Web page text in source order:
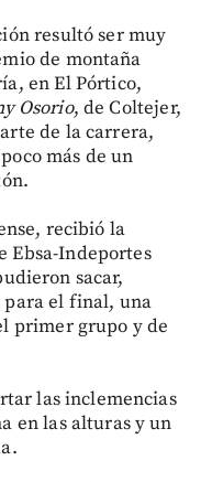
resultó ser muy
de montaña
en El Pórtico,
Osorio, de Coltejer,
de la carrera,
más de un
recibió la
Ebsa-Indeportes
sacar,
para el final, una
primer grupo y de
las inclemencias
en las alturas y un